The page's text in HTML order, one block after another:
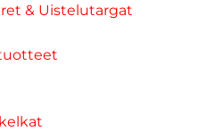
& Uistelutargat